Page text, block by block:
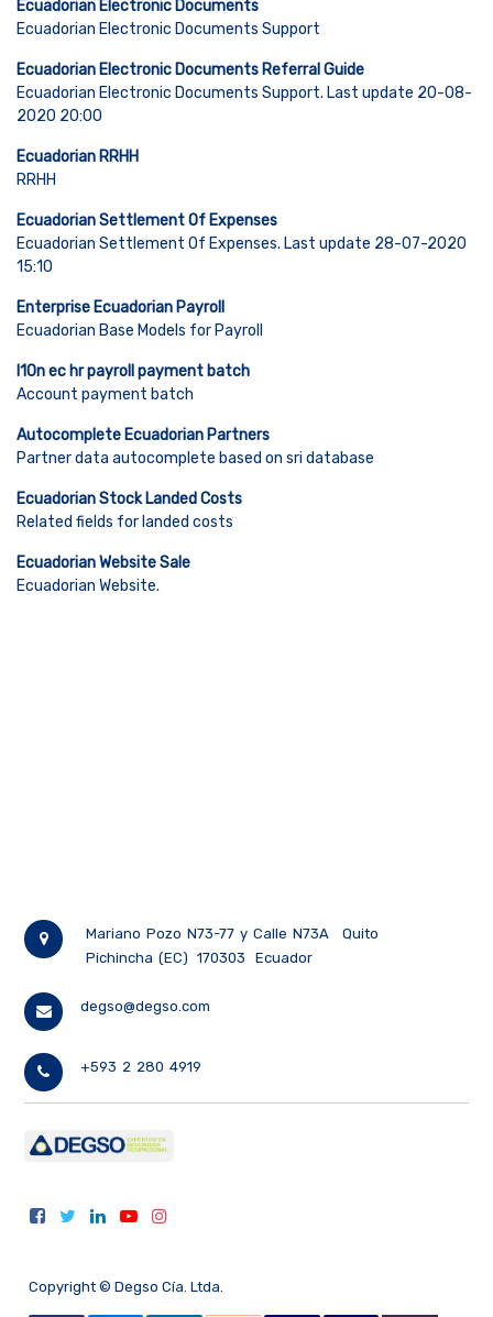
Ecuadorian Electronic Documents
Ecuadorian Electronic Documents Support
Ecuadorian Electronic Documents Referral Guide
Ecuadorian Electronic Documents Support. Last update 20-08-
2020 20:00
Ecuadorian RRHH
RRHH
Ecuadorian Settlement Of Expenses
Ecuadorian Settlement Of Expenses. Last update 28-07-2020
15:10
Enterprise Ecuadorian Payroll
Ecuadorian Base Models for Payroll
l10n ec hr payroll payment batch
Account payment batch
Autocomplete Ecuadorian Partners
Partner data autocomplete based on sri database
Ecuadorian Stock Landed Costs
Related fields for landed costs
Ecuadorian Website Sale
Ecuadorian Website.
Mariano Pozo N73-77 y Calle N73A
Quito
Pichincha (EC)
170303 Ecuador
degso@degso.com
+593 2 280 4919
Copyright © Degso Cía. Ltda.